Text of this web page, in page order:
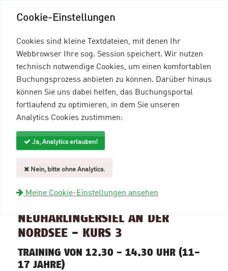
Cookie-Einstellungen
Cookies sind kleine Textdateien, mit denen Ihr
Webbrowser Ihre sog. Session speichert. Wir nutzen
technisch notwendige Cookies, um einen komfortablen
Buchungsprozess anbieten zu können. Darüber hinaus
können Sie uns dabei helfen, das Buchungsportal
fortlaufend zu optimieren, in dem Sie unseren
Analytics Cookies zustimmen:
Ja, Analytics erlauben!
Nein, bitte ohne Analytics.
Meine Cookie-Einstellungen ansehen
Menü einblenden
mein96-Profil
Anmelden
Suche und Filter
zurück zur Übersicht
NEUHARLINGERSIEL AN DER
NORDSEE - KURS 3
TRAINING VON 12.30 - 14.30 UHR (11-
17 JAHRE)